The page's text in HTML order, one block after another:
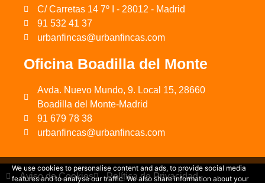
C/ Carretas 14 7º I - 28012 - Madrid
91 532 41 37
urbanfincas@urbanfincas.com
Oficina Boadilla del Monte
Avda. Nuevo Mundo, 9. Local 15, 28660
Boadilla del Monte-Madrid
91 679 78 38
urbanfincas@urbanfincas.com
Aviso de Cookies Política de Privacidad
We use cookies to personalise content and ads, to provide social media
features and to analyse our traffic. We also share information about your